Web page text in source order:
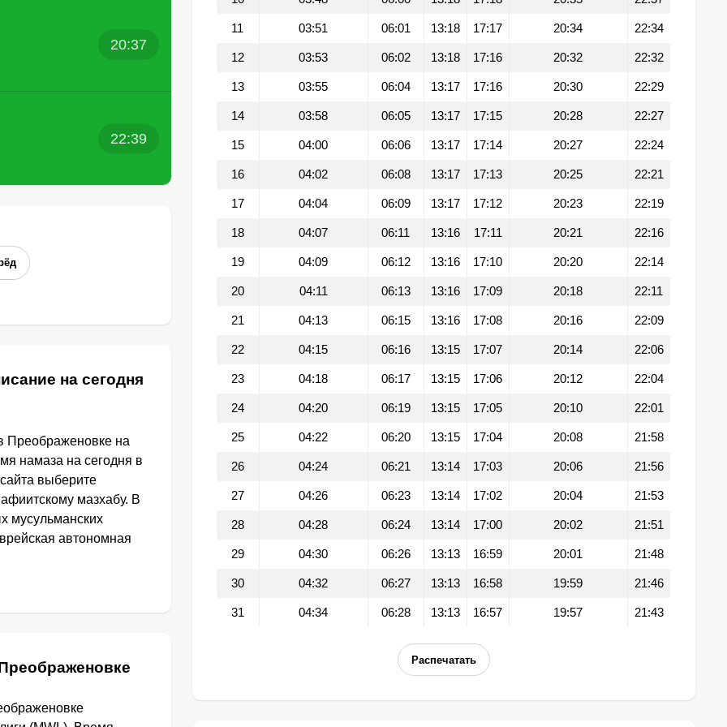
20:37
22:39
на сегодня
Преображеновке на
намаза на сегодня в
выберите
мазхабу. В
мусульманских
автономная
11 03:51 06:01 13:18 17:17 20:34 22:34
12 03:53 06:02 13:18 17:16 20:32 22:32
13 03:55 06:04 13:17 17:16 20:30 22:29
14 03:58 06:05 13:17 17:15 20:28 22:27
15 04:00 06:06 13:17 17:14 20:27 22:24
16 04:02 06:08 13:17 17:13 20:25 22:21
17 04:04 06:09 13:17 17:12 20:23 22:19
18 04:07 06:11 13:16 17:11 20:21 22:16
19 04:09 06:12 13:16 17:10 20:20 22:14
20 04:11 06:13 13:16 17:09 20:18 22:11
21 04:13 06:15 13:16 17:08 20:16 22:09
22 04:15 06:16 13:15 17:07 20:14 22:06
23 04:18 06:17 13:15 17:06 20:12 22:04
24 04:20 06:19 13:15 17:05 20:10 22:01
25 04:22 06:20 13:15 17:04 20:08 21:58
26 04:24 06:21 13:14 17:03 20:06 21:56
27 04:26 06:23 13:14 17:02 20:04 21:53
28 04:28 06:24 13:14 17:00 20:02 21:51
29 04:30 06:26 13:13 16:59 20:01 21:48
30 04:32 06:27 13:13 16:58 19:59 21:46
31 04:34 06:28 13:13 16:57 19:57 21:43
Распечатать